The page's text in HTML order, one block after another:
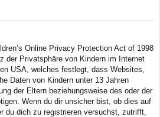
Online Privacy Protection Act of 1998
der Privatsphäre von Kindern im Internet
USA, welches festlegt, dass Websites,
Daten von Kindern unter 13 Jahren
der Eltern beziehungsweise des oder der
Wenn du dir unsicher bist, ob dies auf
du dich zu registrieren versuchst, zutrifft,